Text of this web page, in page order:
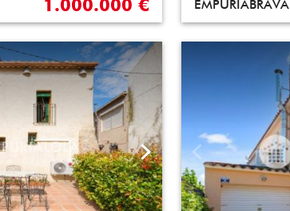
1.000.000 € EMPURIABRAVA